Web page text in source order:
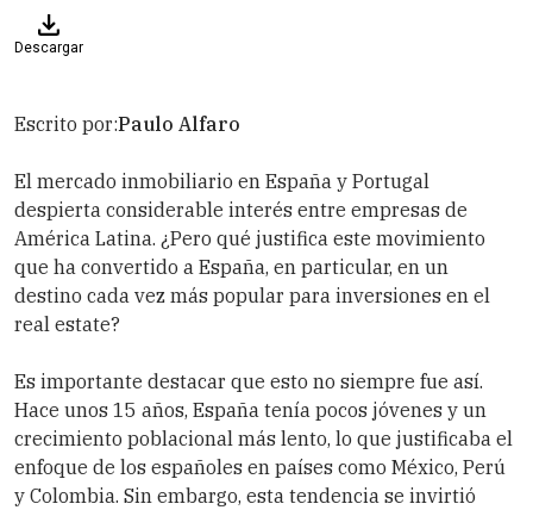
Descargar
Escrito por:Paulo Alfaro
El mercado inmobiliario en España y Portugal
despierta considerable interés entre empresas de
América Latina. ¿Pero qué justifica este movimiento
que ha convertido a España, en particular, en un
destino cada vez más popular para inversiones en el
real estate?
Es importante destacar que esto no siempre fue así.
Hace unos 15 años, España tenía pocos jóvenes y un
crecimiento poblacional más lento, lo que justificaba el
enfoque de los españoles en países como México, Perú
y Colombia. Sin embargo, esta tendencia se invirtió